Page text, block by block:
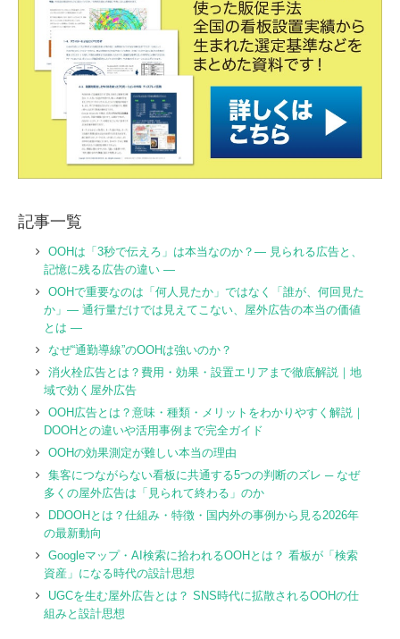
記事一覧
OOHは「3秒で伝えろ」は本当なのか？― 見られる広告と、
記憶に残る広告の違い ―
OOHで重要なのは「何人見たか」ではなく「誰が、何回見た
か」― 通行量だけでは見えてこない、屋外広告の本当の価値
とは ―
なぜ“通勤導線”のOOHは強いのか？
消火栓広告とは？費用・効果・設置エリアまで徹底解説｜地
域で効く屋外広告
OOH広告とは？意味・種類・メリットをわかりやすく解説｜
DOOHとの違いや活用事例まで完全ガイド
OOHの効果測定が難しい本当の理由
集客につながらない看板に共通する5つの判断のズレ ─ なぜ
多くの屋外広告は「見られて終わる」のか
DDOOHとは？仕組み・特徴・国内外の事例から見る2026年
の最新動向
Googleマップ・AI検索に拾われるOOHとは？ 看板が「検索
資産」になる時代の設計思想
UGCを生む屋外広告とは？ SNS時代に拡散されるOOHの仕
組みと設計思想